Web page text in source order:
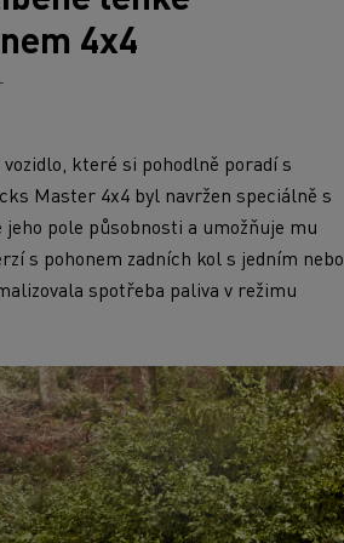
4x4
které si pohodlně poradí s
Master 4x4 byl navržen speciálně s
pole působnosti a umožňuje mu
s pohonem zadních kol s jedním nebo
spotřeba paliva v režimu